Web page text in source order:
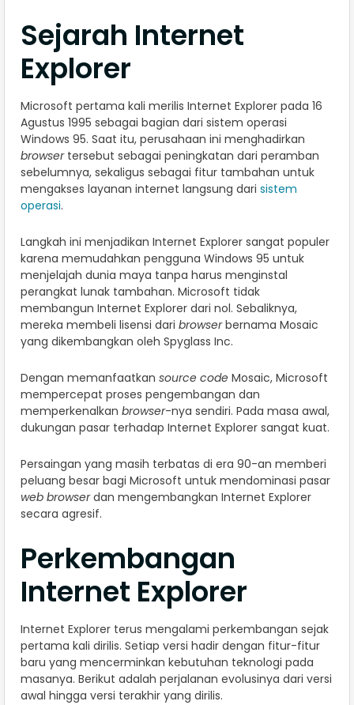
Sejarah Internet
Explorer
Microsoft pertama kali merilis Internet Explorer pada 16
Agustus 1995 sebagai bagian dari sistem operasi
Windows 95. Saat itu, perusahaan ini menghadirkan
browsertersebut sebagai peningkatan dari peramban
sebelumnya, sekaligus sebagai fitur tambahan untuk
mengakses layanan internet langsung dari sistem
operasi.
Langkah ini menjadikan Internet Explorer sangat populer
karena memudahkan pengguna Windows 95 untuk
menjelajah dunia maya tanpa harus menginstal
perangkat lunak tambahan. Microsoft tidak
membangun Internet Explorer dari nol. Sebaliknya,
mereka membeli lisensi dari browserbernama Mosaic
yang dikembangkan oleh Spyglass Inc.
Dengan memanfaatkan source code Mosaic, Microsoft
mempercepat proses pengembangan dan
memperkenalkan browser-nya sendiri. Pada masa awal,
dukungan pasar terhadap Internet Explorer sangat kuat.
Persaingan yang masih terbatas di era 90-an memberi
peluang besar bagi Microsoft untuk mendominasi pasar
web browserdan mengembangkan Internet Explorer
secara agresif.
Perkembangan
Internet Explorer
Internet Explorer terus mengalami perkembangan sejak
pertama kali dirilis. Setiap versi hadir dengan fitur-fitur
baru yang mencerminkan kebutuhan teknologi pada
masanya. Berikut adalah perjalanan evolusinya dari versi
awal hingga versi terakhir yang dirilis.